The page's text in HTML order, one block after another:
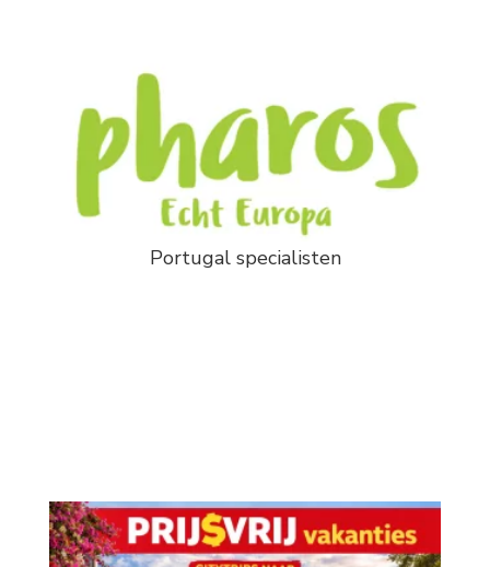
Portugal specialisten